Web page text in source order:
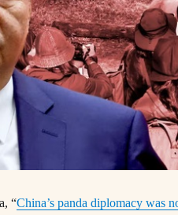
“China’s panda diplomacy was